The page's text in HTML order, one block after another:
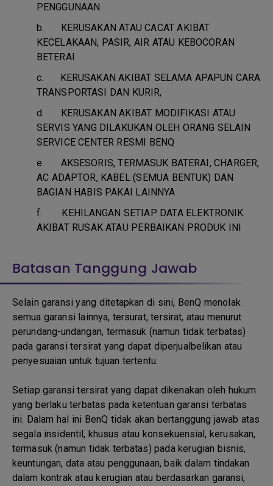
PENGGUNAAN.
b. KERUSAKAN ATAU CACAT AKIBAT
KECELAKAAN, PASIR, AIR ATAU KEBOCORAN
BETERAI
c. KERUSAKAN AKIBAT SELAMA APAPUN CARA
TRANSPORTASI DAN KURIR,
d. KERUSAKAN AKIBAT MODIFIKASI ATAU
SERVIS YANG DILAKUKAN OLEH ORANG SELAIN
SERVICE CENTER RESMI BENQ
e. AKSESORIS, TERMASUK BATERAI, CHARGER,
AC ADAPTOR, KABEL (SEMUA BENTUK) DAN
BAGIAN HABIS PAKAI LAINNYA
f. KEHILANGAN SETIAP DATA ELEKTRONIK
AKIBAT RUSAK ATAU PERBAIKAN PRODUK INI
Batasan Tanggung Jawab
Selain garansi yang ditetapkan di sini, BenQ menolak
semua garansi lainnya, tersurat, tersirat, atau menurut
perundang-undangan, termasuk (namun tidak terbatas)
pada garansi tersirat yang dapat diperjualbelikan atau
penyesuaian untuk tujuan tertentu.
Setiap garansi tersirat yang dapat dikenakan oleh hukum
yang berlaku terbatas pada ketentuan garansi terbatas
ini. Dalam hal ini BenQ tidak akan bertanggung jawab atas
segala insidentil, khusus atau konsekuensial, kerusakan,
termasuk (namun tidak terbatas) pada kerugian bisnis,
keuntungan, data atau penggunaan, baik dalam tindakan
dalam kontrak atau kerugian atau berdasarkan garansi,